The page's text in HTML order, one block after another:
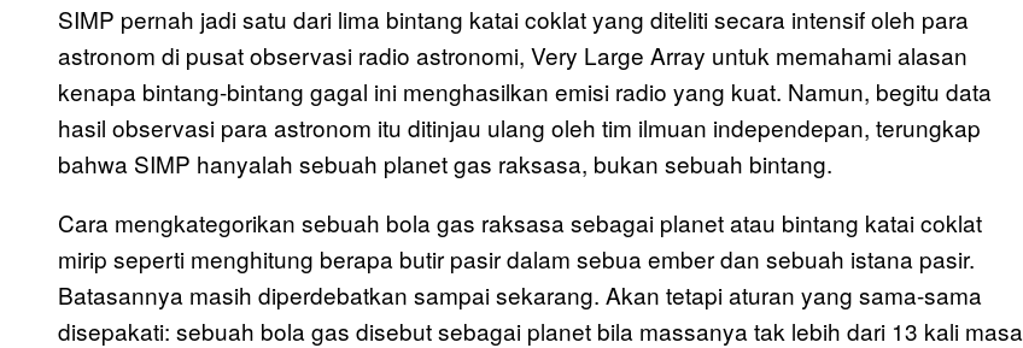
SIMP pernah jadi satu dari lima bintang katai coklat yang diteliti secara intensif oleh para
astronom di pusat observasi radio astronomi, Very Large Array untuk memahami alasan
kenapa bintang-bintang gagal ini menghasilkan emisi radio yang kuat. Namun, begitu data
hasil observasi para astronom itu ditinjau ulang oleh tim ilmuan independepan, terungkap
bahwa SIMP hanyalah sebuah planet gas raksasa, bukan sebuah bintang.
Cara mengkategorikan sebuah bola gas raksasa sebagai planet atau bintang katai coklat
mirip seperti menghitung berapa butir pasir dalam sebua ember dan sebuah istana pasir.
Batasannya masih diperdebatkan sampai sekarang. Akan tetapi aturan yang sama-sama
disepakati: sebuah bola gas disebut sebagai planet bila massanya tak lebih dari 13 kali masa